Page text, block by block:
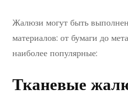
Жалюзи могут быть
материалов: от бумаги до
наиболее популярные:
Тканевые